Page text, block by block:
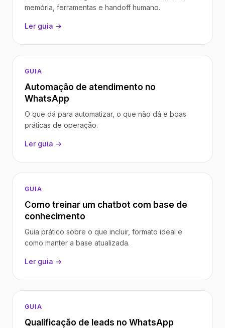
memória, ferramentas e handoff humano.
Ler guia →
GUIA
Automação de atendimento no
WhatsApp
O que dá para automatizar, o que não dá e boas
práticas de operação.
Ler guia →
GUIA
Como treinar um chatbot com base de
conhecimento
Guia prático sobre o que incluir, formato ideal e
como manter a base atualizada.
Ler guia →
GUIA
Qualificação de leads no WhatsApp